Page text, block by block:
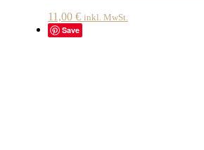
11,00 € inkl. MwSt.
Save